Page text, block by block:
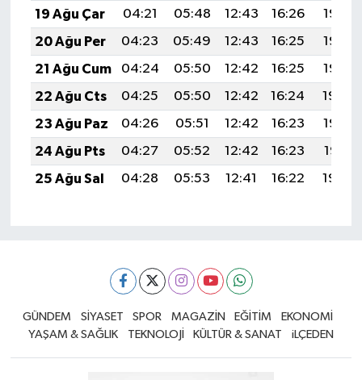
19 Ağu Çar
04:21 05:48 12:43 16:26
19:28
20 Ağu Per
04:23 05:49 12:43 16:25
19:27
21 Ağu Cum
04:24 05:50 12:42 16:25
19:25
22 Ağu Cts
04:25 05:50 12:42 16:24
19:24
23 Ağu Paz
04:26 05:51 12:42 16:23
19:23
24 Ağu Pts
04:27 05:52 12:42 16:23
19:21
25 Ağu Sal
04:28 05:53 12:41 16:22 19:20
GÜNDEM SİYASET SPOR MAGAZİN EĞİTİM
EKONOMİ
YAŞAM & SAĞLIK
TEKNOLOJİ KÜLTÜR & SANAT iLÇEDEN